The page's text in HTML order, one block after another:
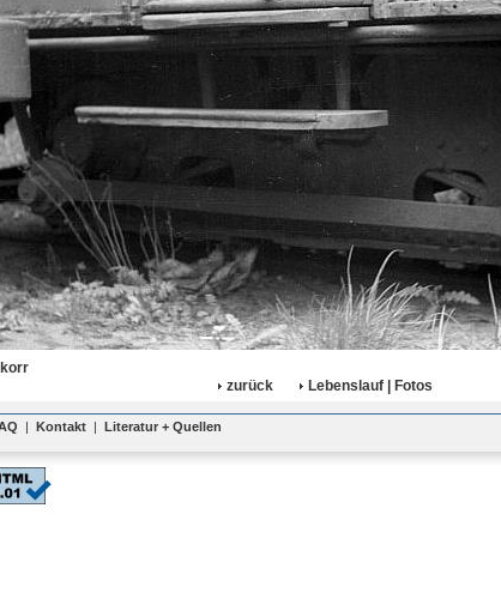
zurück
Lebenslauf | Fotos
| Kontakt | Literatur + Quellen